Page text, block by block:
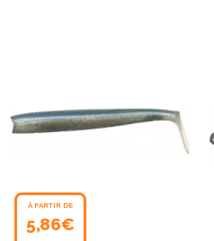
À PARTIR DE
5,86€